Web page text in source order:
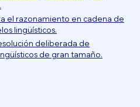
el razonamiento en cadena de
lingüísticos.
deliberada de
de gran tamaño.